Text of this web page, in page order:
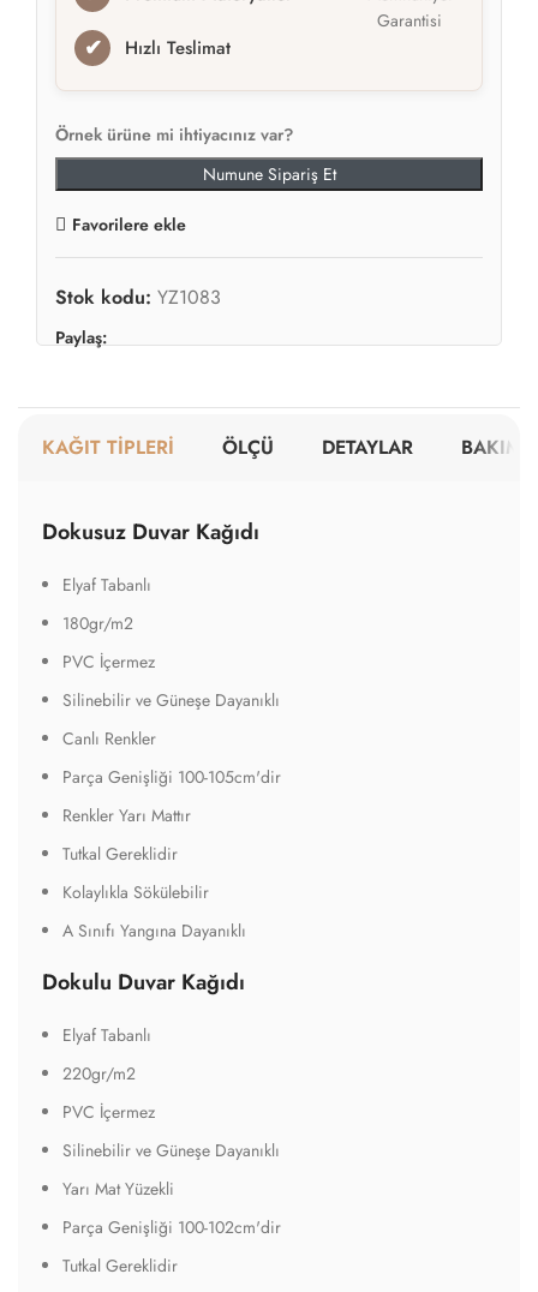
✔ Hızlı Teslimat
Örnek ürüne mi ihtiyacınız var?
Numune Sipariş Et
Favorilere ekle
Stok kodu: YZ1083
Paylaş:
KAĞIT TİPLERİ ÖLÇÜ DETAYLAR BAKIM
Dokusuz Duvar Kağıdı
Elyaf Tabanlı
180gr/m2
PVC İçermez
Silinebilir ve Güneşe Dayanıklı
Canlı Renkler
Parça Genişliği 100-105cm'dir
Renkler Yarı Mattır
Tutkal Gereklidir
Kolaylıkla Sökülebilir
A Sınıfı Yangına Dayanıklı
Dokulu Duvar Kağıdı
Elyaf Tabanlı
220gr/m2
PVC İçermez
Silinebilir ve Güneşe Dayanıklı
Yarı Mat Yüzekli
Parça Genişliği 100-102cm'dir
Tutkal Gereklidir